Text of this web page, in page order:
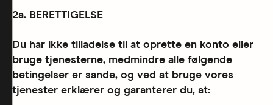
2a. BERETTIGELSE
Du har ikke tilladelse til at oprette en konto eller
bruge tjenesterne, medmindre alle følgende
betingelser er sande, og ved at bruge vores
tjenester erklærer og garanterer du, at: